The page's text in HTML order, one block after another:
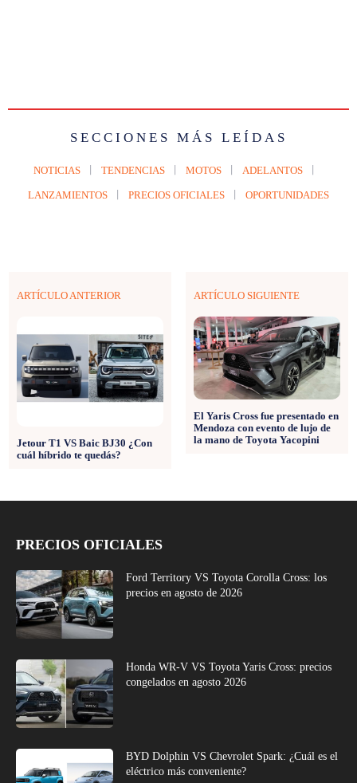
SECCIONES MÁS LEÍDAS
NOTICIAS TENDENCIAS MOTOS ADELANTOS
LANZAMIENTOS PRECIOS OFICIALES OPORTUNIDADES
ARTÍCULO ANTERIOR
Jetour T1 VS Baic BJ30 ¿Con
cuál híbrido te quedás?
ARTÍCULO SIGUIENTE
El Yaris Cross fue presentado en
Mendoza con evento de lujo de
la mano de Toyota Yacopini
PRECIOS OFICIALES
Ford Territory VS Toyota Corolla Cross: los
precios en agosto de 2026
Honda WR-V VS Toyota Yaris Cross: precios
congelados en agosto 2026
BYD Dolphin VS Chevrolet Spark: ¿Cuál es el
eléctrico más conveniente?